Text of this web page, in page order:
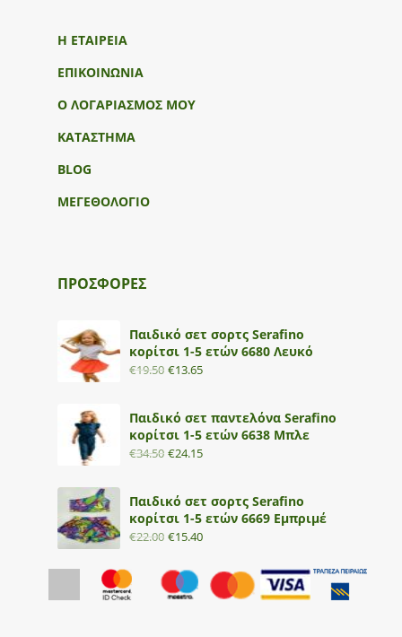
Η ΕΤΑΙΡΕΙΑ
ΕΠΙΚΟΙΝΩΝΙΑ
Ο ΛΟΓΑΡΙΑΣΜΟΣ ΜΟΥ
ΚΑΤΑΣΤΗΜΑ
BLOG
ΜΕΓΕΘΟΛΟΓΙΟ
ΠΡΟΣΦΟΡΕΣ
Παιδικό σετ σορτς Serafino
κορίτσι 1-5 ετών 6680 Λευκό
€19.50 €13.65
Παιδικό σετ παντελόνα Serafino
κορίτσι 1-5 ετών 6638 Μπλε
€34.50 €24.15
Παιδικό σετ σορτς Serafino
κορίτσι 1-5 ετών 6669 Εμπριμέ
€22.00 €15.40